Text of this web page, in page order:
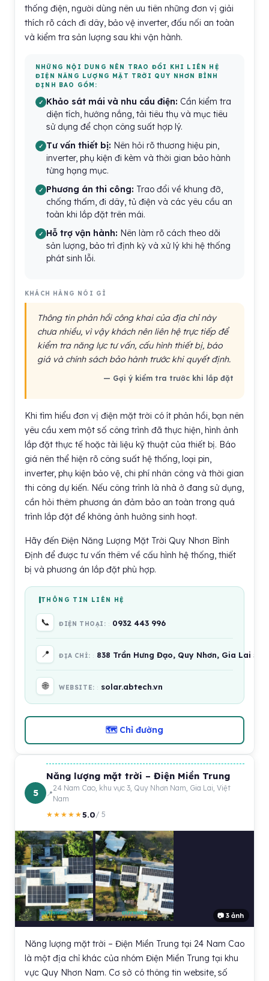
thống điện, người dùng nên ưu tiên những đơn vị giải
thích rõ cách đi dây, bảo vệ inverter, đấu nối an toàn
và kiểm tra sản lượng sau khi vận hành.
NHỮNG NỘI DUNG NÊN TRAO ĐỔI KHI LIÊN HỆ
ĐIỆN NĂNG LƯỢNG MẶT TRỜI QUY NHƠN BÌNH
ĐỊNH BAO GỒM:
Khảo sát mái và nhu cầu điện: Cần kiểm tra
diện tích, hướng nắng, tải tiêu thụ và mục tiêu
sử dụng để chọn công suất hợp lý.
Tư vấn thiết bị: Nên hỏi rõ thương hiệu pin,
inverter, phụ kiện đi kèm và thời gian bảo hành
từng hạng mục.
Phương án thi công: Trao đổi về khung đỡ,
chống thấm, đi dây, tủ điện và các yêu cầu an
toàn khi lắp đặt trên mái.
Hỗ trợ vận hành: Nên làm rõ cách theo dõi
sản lượng, bảo trì định kỳ và xử lý khi hệ thống
phát sinh lỗi.
KHÁCH HÀNG NÓI GÌ
Thông tin phản hồi công khai của địa chỉ này
chưa nhiều, vì vậy khách nên liên hệ trực tiếp để
kiểm tra năng lực tư vấn, cấu hình thiết bị, báo
giá và chính sách bảo hành trước khi quyết định.
— Gợi ý kiểm tra trước khi lắp đặt
Khi tìm hiểu đơn vị điện mặt trời có ít phản hồi, bạn nên
yêu cầu xem một số công trình đã thực hiện, hình ảnh
lắp đặt thực tế hoặc tài liệu kỹ thuật của thiết bị. Báo
giá nên thể hiện rõ công suất hệ thống, loại pin,
inverter, phụ kiện bảo vệ, chi phí nhân công và thời gian
thi công dự kiến. Nếu công trình là nhà ở đang sử dụng,
cần hỏi thêm phương án đảm bảo an toàn trong quá
trình lắp đặt để không ảnh hưởng sinh hoạt.
Hãy đến Điện Năng Lượng Mặt Trời Quy Nhơn Bình
Định để được tư vấn thêm về cấu hình hệ thống, thiết
bị và phương án lắp đặt phù hợp.
THÔNG TIN LIÊN HỆ
📞 ĐIỆN THOẠI: 0932 443 996
📍 ĐỊA CHỈ: 838 Trần Hưng Đạo, Quy Nhơn, Gia Lai
🌐 WEBSITE: solar.abtech.vn
🗺 Chỉ đường
5
Năng lượng mặt trời – Điện Miền Trung
24 Nam Cao, khu vực 3, Quy Nhơn Nam, Gia Lai, Việt
Nam
★★★★★5.0/ 5
📷 3 ảnh
Năng lượng mặt trời – Điện Miền Trung tại 24 Nam Cao
là một địa chỉ khác của nhóm Điện Miền Trung tại khu
vực Quy Nhơn Nam. Cơ sở có thông tin website, số